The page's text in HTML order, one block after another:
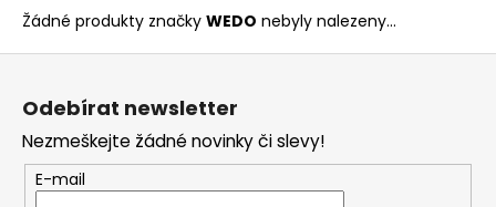
Žádné produkty značky WEDO nebyly nalezeny...
e
b
j
e
t
e
Z
Odebírat newsletter
Nezmeškejte žádné novinky či slevy!
E-mail